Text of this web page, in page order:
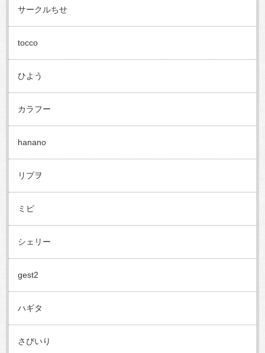
サークルちせ
tocco
ひよう
カラフー
hanano
リプヲ
ミピ
シェリー
gest2
ハギタ
さびいり